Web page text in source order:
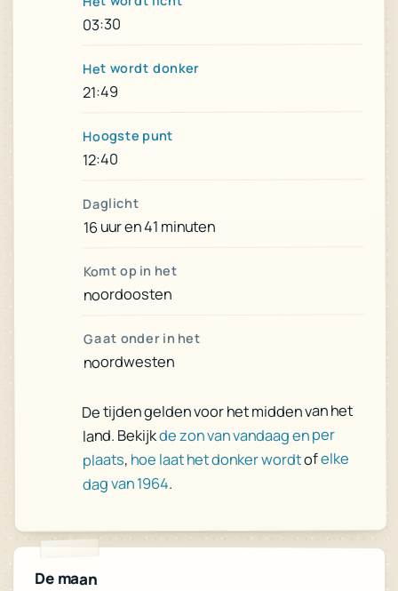
03:30
Het wordt donker
21:49
Hoogste punt
12:40
Daglicht
16 uur en 41 minuten
Komt op in het
noordoosten
Gaat onder in het
noordwesten
De tijden gelden voor het midden van het
land. Bekijkde zon van vandaag en per
plaats, hoe laat het donker wordtofelke
dag van 1964.
De maan